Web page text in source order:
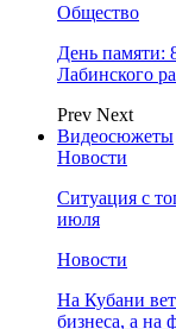
Общество
День памяти:
Лабинского
Prev Next
Видеосюжеты
Новости
Ситуация с
июля
Новости
На Кубани
бизнеса, а на